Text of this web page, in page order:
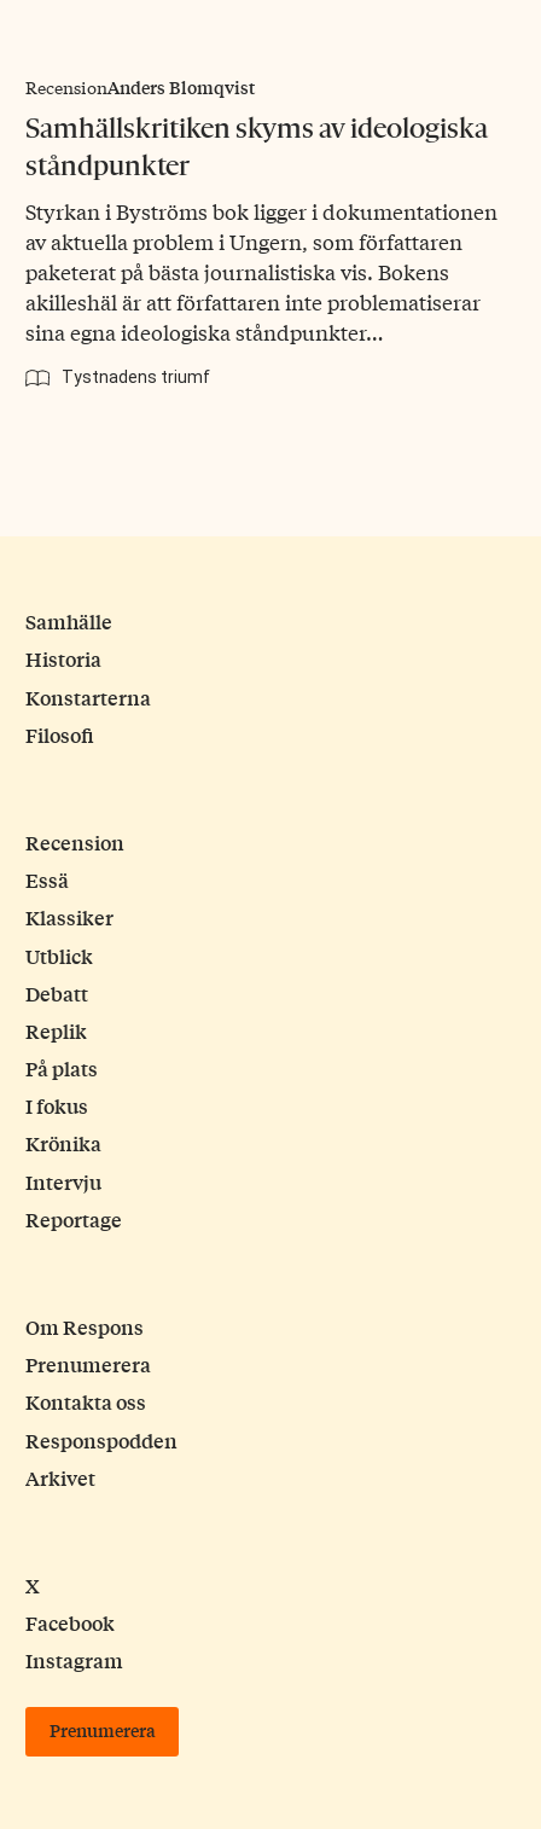
RecensionAnders Blomqvist
Samhällskritiken skyms av ideologiska
ståndpunkter
Styrkan i Byströms bok ligger i dokumentationen
av aktuella problem i Ungern, som författaren
paketerat på bästa journalistiska vis. Bokens
akilleshäl är att författaren inte problematiserar
sina egna ideologiska ståndpunkter…
Tystnadens triumf
Samhälle
Historia
Konstarterna
Filosofi
Recension
Essä
Klassiker
Utblick
Debatt
Replik
På plats
I fokus
Krönika
Intervju
Reportage
Om Respons
Prenumerera
Kontakta oss
Responspodden
Arkivet
X
Facebook
Instagram
Prenumerera